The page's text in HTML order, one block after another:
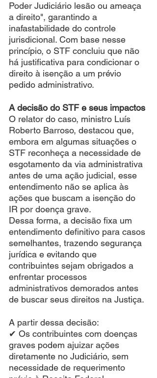
Poder Judiciário lesão ou ameaça
a direito", garantindo a
inafastabilidade do controle
jurisdicional. Com base nesse
princípio, o STF concluiu que não
há justificativa para condicionar o
direito à isenção a um prévio
pedido administrativo.
A decisão do STF e seus impactos
O relator do caso, ministro Luís
Roberto Barroso, destacou que,
embora em algumas situações o
STF reconheça a necessidade de
esgotamento da via administrativa
antes de uma ação judicial, esse
entendimento não se aplica às
ações que buscam a isenção do
IR por doença grave.
Dessa forma, a decisão fixa um
entendimento definitivo para casos
semelhantes, trazendo segurança
jurídica e evitando que
contribuintes sejam obrigados a
enfrentar processos
administrativos demorados antes
de buscar seus direitos na Justiça.
A partir dessa decisão:
✔ Os contribuintes com doenças
graves podem ajuizar ações
diretamente no Judiciário, sem
necessidade de requerimento